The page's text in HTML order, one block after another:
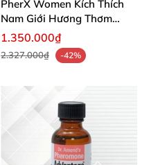
PherX Women Kích Thích
Nam Giới Hương Thơm
Quyến Rũ Độc Quyền
1.350.000₫
2.327.000₫ -42%